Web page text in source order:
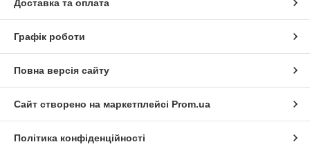
Доставка та оплата
Графік роботи
Повна версія сайту
Сайт створено на маркетплейсі Prom.ua
Політика конфіденційності